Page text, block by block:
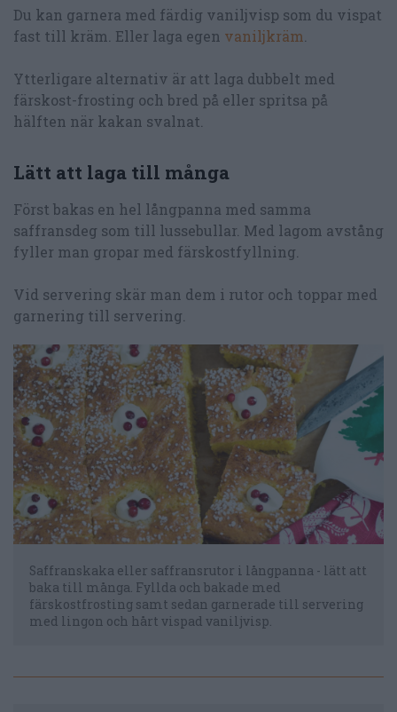
Du kan garnera med färdig vaniljvisp som du vispat
fast till kräm. Eller laga egen vaniljkräm.
Ytterligare alternativ är att laga dubbelt med
färskost-frosting och bred på eller spritsa på
hälften när kakan svalnat.
Lätt att laga till många
Först bakas en hel långpanna med samma
saffransdeg som till lussebullar. Med lagom avstång
fyller man gropar med färskostfyllning.
Vid servering skär man dem i rutor och toppar med
garnering till servering.
Saffranskaka eller saffransrutor i långpanna - lätt att
baka till många. Fyllda och bakade med
färskostfrosting samt sedan garnerade till servering
med lingon och hårt vispad vaniljvisp.